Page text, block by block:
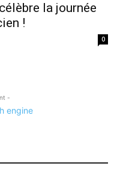
la journée
!
0
-